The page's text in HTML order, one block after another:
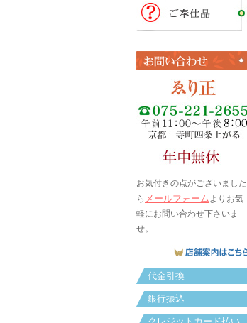
お気付きの点がございました
ら メールフォームよりお気
軽にお問い合わせ下さいま
せ。
代金引換
銀行振込